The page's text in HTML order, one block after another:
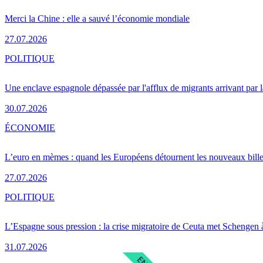
Merci la Chine : elle a sauvé l’économie mondiale
27.07.2026
Une enclave espagnole dépassée par l'afflux de migrants arrivant par
30.07.2026
POLITIQUE
L’euro en mèmes : quand les Européens détournent les nouveaux
27.07.2026
ÉCONOMIE
L’Espagne sous pression : la crise migratoire de Ceuta met Schengen
31.07.2026
POLITIQUE